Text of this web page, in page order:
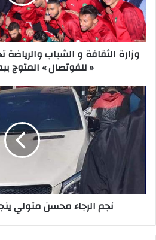
وزارة الثقافة و الشباب
« للفوتصال » المتوج
نجم الرجاء محسن متولي